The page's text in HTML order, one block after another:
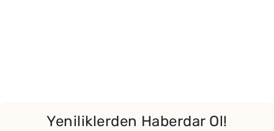
Yeniliklerden Haberdar Ol!